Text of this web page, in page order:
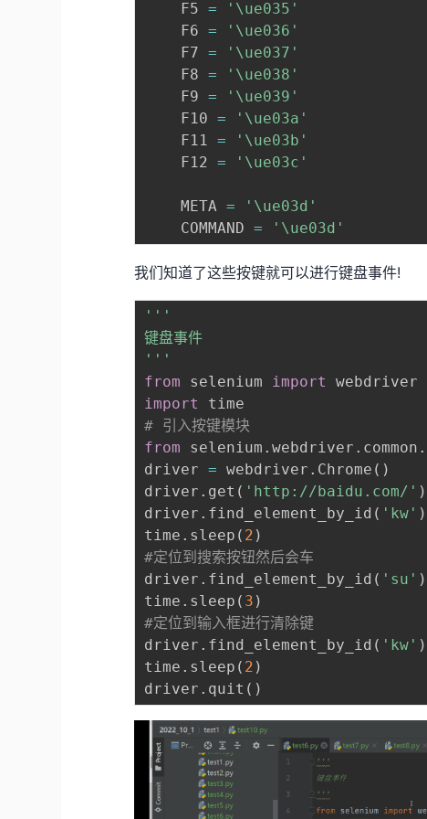
    F5
=
'\ue035'
    F6
=
'\ue036'
    F7
=
'\ue037'
    F8
=
'\ue038'
    F9
=
'\ue039'
    F10
=
'\ue03a'
    F11
=
'\ue03b'
    F12
= '\ue03c'
    META
=
'\ue03d'
    COMMAND
= '\ue03d'
我们知道了这些按键就可以进行键盘事件!
'''
键盘事件
'''
from selenium import
import
# 引入按键模块
from selenium .webdriver . common .
driver = webdriver . Chrome ( )
driver . get ( 'http://baidu.com/' )
driver . find_element_by_id ( 'kw' )
time . sleep ( 2 )
#定位到搜索按钮然后会车
driver . find_element_by_id ( 'su' )
time . sleep ( 3 )
#定位到输入框进行清除键
driver . find_element_by_id ( 'kw' )
time . sleep ( 2 )
driver . quit ( )